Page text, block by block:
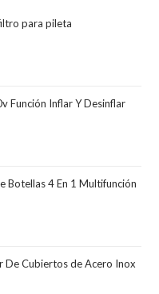
para pileta
Función Inflar Y Desinflar
Botellas 4 En 1 Multifunción
De Cubiertos de Acero Inox